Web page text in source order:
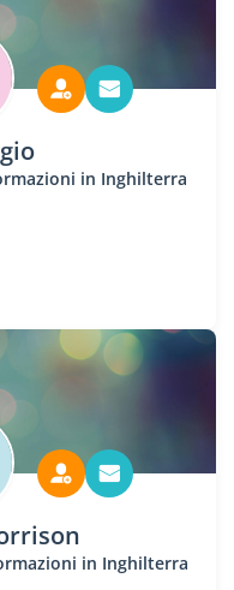
in Inghilterra
in Inghilterra